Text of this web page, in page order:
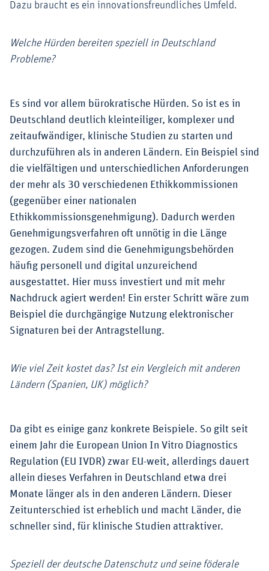
Dazu braucht es ein innovationsfreundliches Umfeld.
Welche Hürden bereiten speziell in Deutschland
Probleme?
Es sind vor allem bürokratische Hürden. So ist es in
Deutschland deutlich kleinteiliger, komplexer und
zeitaufwändiger, klinische Studien zu starten und
durchzuführen als in anderen Ländern. Ein Beispiel sind
die vielfältigen und unterschiedlichen Anforderungen
der mehr als 30 verschiedenen Ethikkommissionen
(gegenüber einer nationalen
Ethikkommissionsgenehmigung). Dadurch werden
Genehmigungsverfahren oft unnötig in die Länge
gezogen. Zudem sind die Genehmigungsbehörden
häufig personell und digital unzureichend
ausgestattet. Hier muss investiert und mit mehr
Nachdruck agiert werden! Ein erster Schritt wäre zum
Beispiel die durchgängige Nutzung elektronischer
Signaturen bei der Antragstellung.
Wie viel Zeit kostet das? Ist ein Vergleich mit anderen
Ländern (Spanien, UK) möglich?
Da gibt es einige ganz konkrete Beispiele. So gilt seit
einem Jahr die European Union In Vitro Diagnostics
Regulation (EU IVDR) zwar EU-weit, allerdings dauert
allein dieses Verfahren in Deutschland etwa drei
Monate länger als in den anderen Ländern. Dieser
Zeitunterschied ist erheblich und macht Länder, die
schneller sind, für klinische Studien attraktiver.
Speziell der deutsche Datenschutz und seine föderale